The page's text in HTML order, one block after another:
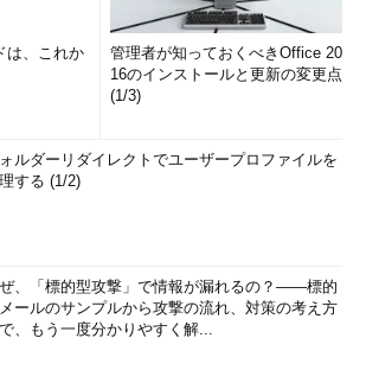
は、これか
管理者が知っておくべきOffice 20
16のインストールと更新の変更点
(1/3)
ルダーリダイレクトでユーザープロファイルを
する (1/2)
、「標的型攻撃」で情報が漏れるの？――標的
ールのサンプルから攻撃の流れ、対策の考え方
、もう一度分かりやすく解...